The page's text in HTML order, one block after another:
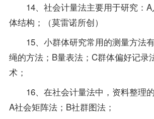
14、社会计量法主要用于研究：A
体结构；（莫雷诺所创）
15、小群体研究常用的测量方法
绳的方法；B量表法；C群体偏好记录
术；
16、在社会计量法中，资料整理的
A社会矩阵法；B社群图法；